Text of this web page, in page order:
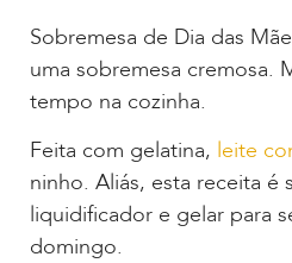
Sobremesa de Dia das
uma sobremesa cremosa.
tempo na cozinha.
Feita com gelatina, leite
ninho. Aliás, esta receita é
liquidificador e gelar para
domingo.